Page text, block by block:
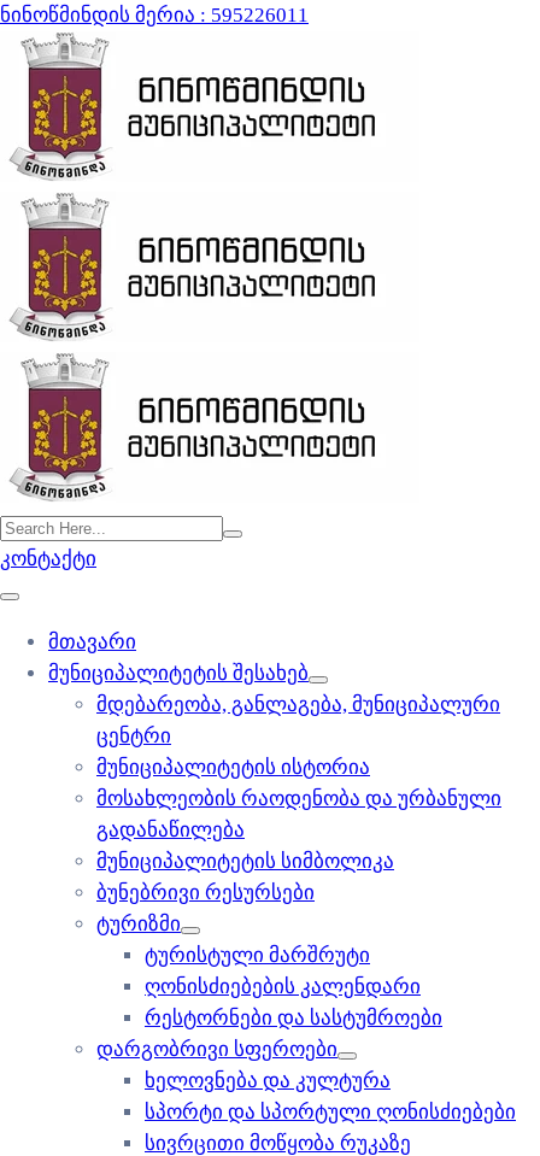
ნინოწმინდის მერია : 595226011
კონტაქტი
მთავარი
მუნიციპალიტეტის შესახებ
მდებარეობა, განლაგება, მუნიციპალური
ცენტრი
მუნიციპალიტეტის ისტორია
მოსახლეობის რაოდენობა და ურბანული
გადანაწილება
მუნიციპალიტეტის სიმბოლიკა
ბუნებრივი რესურსები
ტურიზმი
ტურისტული მარშრუტი
ღონისძიებების კალენდარი
რესტორნები და სასტუმროები
დარგობრივი სფეროები
ხელოვნება და კულტურა
სპორტი და სპორტული ღონისძიებები
სივრცითი მოწყობა რუკაზე
ვებ გვერდი მუშაობს სატესტო რეჟიმში